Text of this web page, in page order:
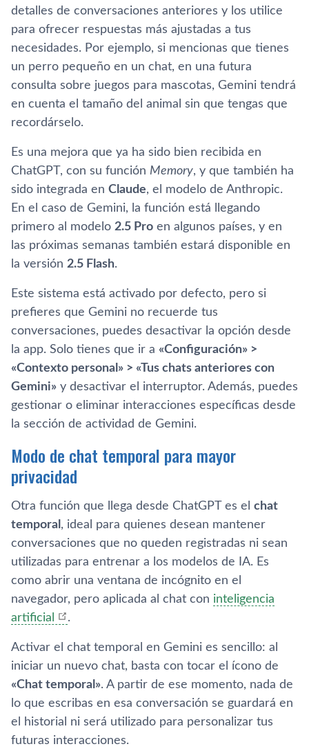
detalles de conversaciones anteriores y los utilice
para ofrecer respuestas más ajustadas a tus
necesidades. Por ejemplo, si mencionas que tienes
un perro pequeño en un chat, en una futura
consulta sobre juegos para mascotas, Gemini tendrá
en cuenta el tamaño del animal sin que tengas que
recordárselo.
Es una mejora que ya ha sido bien recibida en
ChatGPT, con su función Memory, y que también ha
sido integrada en Claude, el modelo de Anthropic.
En el caso de Gemini, la función está llegando
primero al modelo 2.5 Pro en algunos países, y en
las próximas semanas también estará disponible en
la versión 2.5 Flash.
Este sistema está activado por defecto, pero si
prefieres que Gemini no recuerde tus
conversaciones, puedes desactivar la opción desde
la app. Solo tienes que ir a «Configuración» >
«Contexto personal» > «Tus chats anteriores con
Gemini» y desactivar el interruptor. Además, puedes
gestionar o eliminar interacciones específicas desde
la sección de actividad de Gemini.
Modo de chat temporal para mayor
privacidad
Otra función que llega desde ChatGPT es el chat
temporal , ideal para quienes desean mantener
conversaciones que no queden registradas ni sean
utilizadas para entrenar a los modelos de IA. Es
como abrir una ventana de incógnito en el
navegador, pero aplicada al chat con inteligencia
artificial
.
Activar el chat temporal en Gemini es sencillo: al
iniciar un nuevo chat, basta con tocar el ícono de
«Chat temporal». A partir de ese momento, nada de
lo que escribas en esa conversación se guardará en
el historial ni será utilizado para personalizar tus
futuras interacciones.